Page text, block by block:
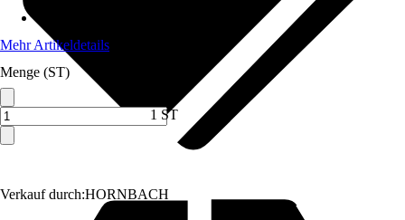
Verkauf durch:HORNBACH
Mehr Artikeldetails
Menge (ST)
1 ST